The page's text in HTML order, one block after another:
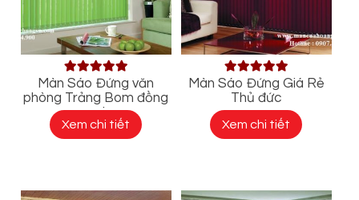
Màn Sáo Đứng văn
phòng Trảng Bom đồng
nai
Xem chi tiết
Màn Sáo Đứng Giá Rẻ
Thủ đức
Xem chi tiết